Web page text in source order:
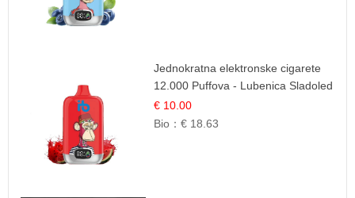
Jednokratna elektronske cigarete
12.000 Puffova - Lubenica Sladoled
| Ljetna Desertna Aroma
€ 10.00
Bio：€ 18.63